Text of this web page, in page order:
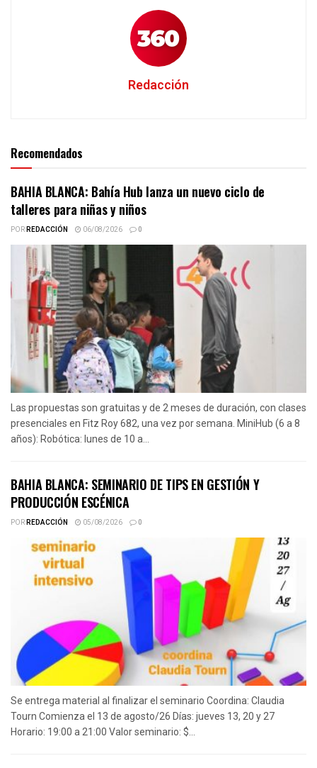
Redacción
Recomendados
BAHIA BLANCA: Bahía Hub lanza un nuevo ciclo de
talleres para niñas y niños
PORREDACCIÓN 06/08/2026 0
Las propuestas son gratuitas y de 2 meses de duración, con clases
presenciales en Fitz Roy 682, una vez por semana. MiniHub (6 a 8
años): Robótica: lunes de 10 a...
BAHIA BLANCA: SEMINARIO DE TIPS EN GESTIÓN Y
PRODUCCIÓN ESCÉNICA
PORREDACCIÓN 05/08/2026 0
Se entrega material al finalizar el seminario Coordina: Claudia
Tourn Comienza el 13 de agosto/26 Días: jueves 13, 20 y 27
Horario: 19:00 a 21:00 Valor seminario: $...